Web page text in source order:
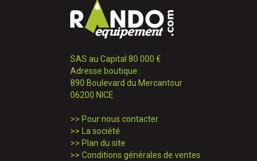
SAS au Capital 80 000 €
Adresse boutique :
890 Boulevard du Mercantour
06200 NICE
>> Pour nous contacter
>>
La société
>> Plan du site
>> Conditions générales de ventes